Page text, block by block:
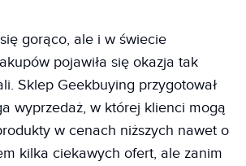
gorąco, ale i w świecie
pojawiła się okazja tak
Sklep Geekbuying przygotował
wyprzedaż, w której klienci mogą
w cenach niższych nawet o
kilka ciekawych ofert, ale zanim